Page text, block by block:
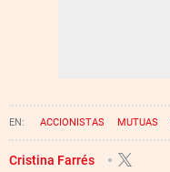
ACCIONISTAS MUTUAS
JUNTA DE ACCIONISTAS
Cristina Farrés